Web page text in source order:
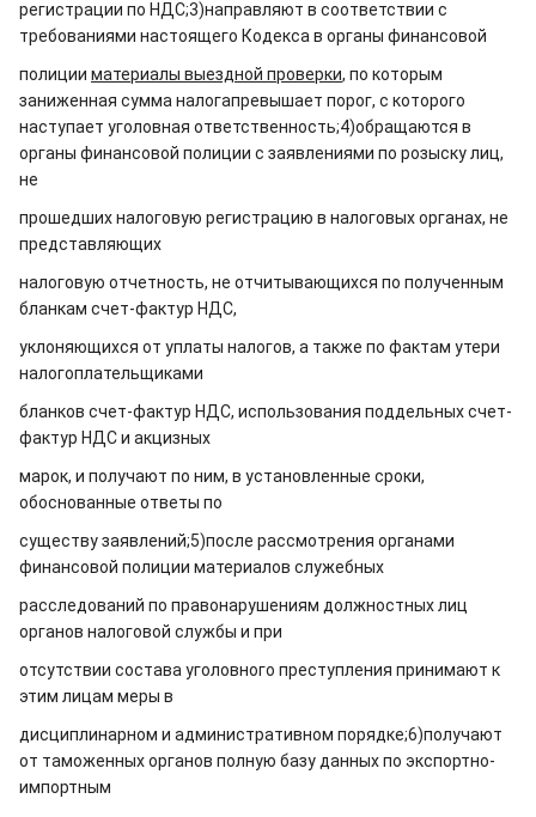
регистрации по НДС;3)направляют в соответствии с
требованиями настоящего Кодекса в органы финансовой
полиции материалы выездной проверки, по которым
заниженная сумма налогапревышает порог, с которого
наступает уголовная ответственность;4)обращаются в
органы финансовой полиции с заявлениями по розыску лиц,
не
прошедших налоговую регистрацию в налоговых органах, не
представляющих
налоговую отчетность, не отчитывающихся по полученным
бланкам счет-фактур НДС,
уклоняющихся от уплаты налогов, а также по фактам утери
налогоплательщиками
бланков счет-фактур НДС, использования поддельных счет-
фактур НДС и акцизных
марок, и получают по ним, в установленные сроки,
обоснованные ответы по
существу заявлений;5)после рассмотрения органами
финансовой полиции материалов служебных
расследований по правонарушениям должностных лиц
органов налоговой службы и при
отсутствии состава уголовного преступления принимают к
этим лицам меры в
дисциплинарном и административном порядке;6)получают
от таможенных органов полную базу данных по экспортно-
импортным